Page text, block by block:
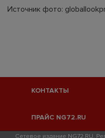
Источник фото:
КОНТАКТЫ
ПРАЙС NG72.RU
Сетевое издание NG72.RU.